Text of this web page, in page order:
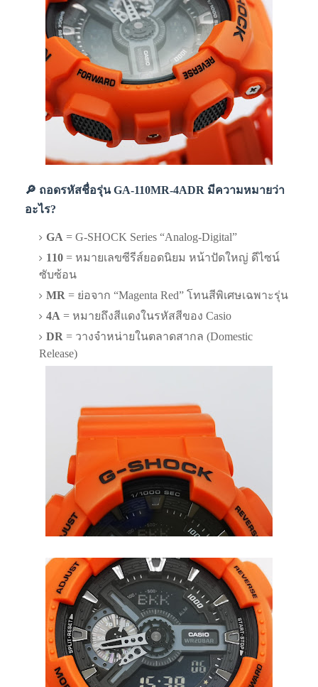
🔎 ถอดรหัสชื่อรุ่น GA-110MR-4ADR มีความหมายว่า
อะไร?
GA = G-SHOCK Series “Analog-Digital”
110 = หมายเลขซีรีส์ยอดนิยม หน้าปัดใหญ่ ดีไซน์
ซับซ้อน
MR = ย่อจาก “Magenta Red” โทนสีพิเศษเฉพาะรุ่น
4A = หมายถึงสีแดงในรหัสสีของ Casio
DR = วางจำหน่ายในตลาดสากล (Domestic
Release)